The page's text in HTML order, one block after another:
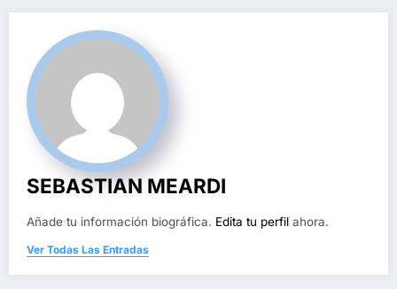
SEBASTIAN MEARDI
Añade tu información biográfica. Edita tu perfil ahora.
Ver Todas Las Entradas